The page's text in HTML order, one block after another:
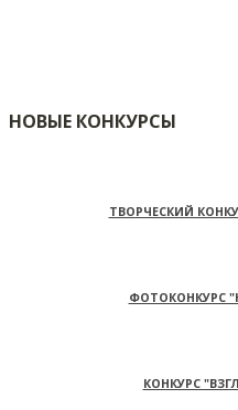
НОВЫЕ КОНКУРСЫ
ТВОРЧЕСКИЙ
ФОТОКОНКУРС
КОНКУРС